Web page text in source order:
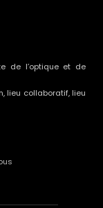
de l’optique et de
lieu collaboratif, lieu